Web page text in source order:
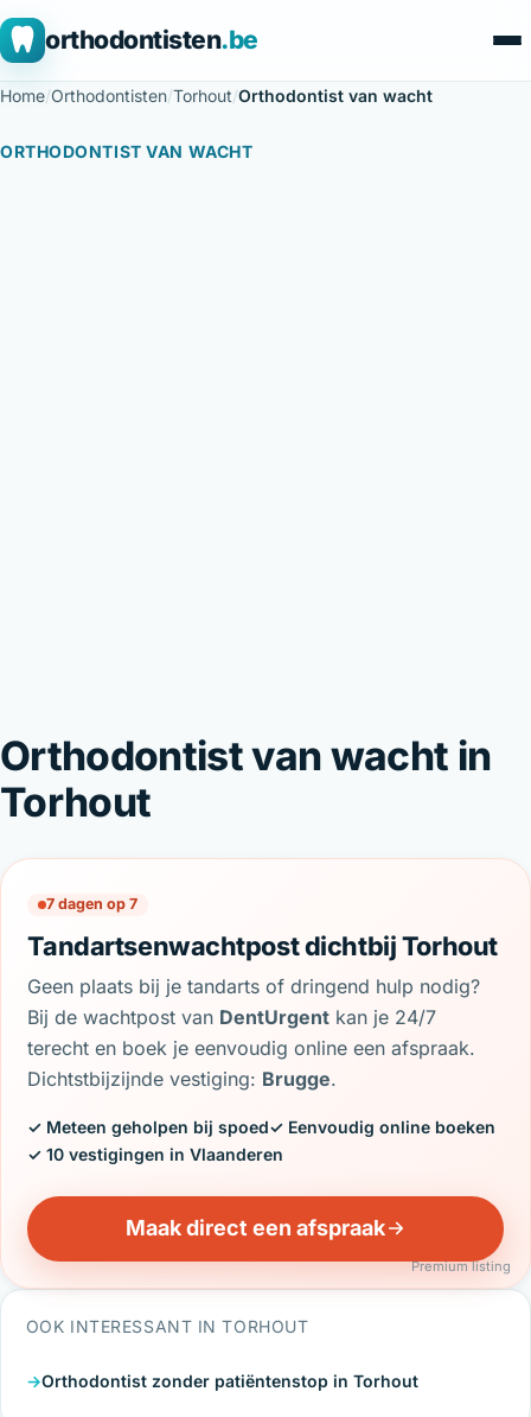
orthodontisten.be
Home/Orthodontisten/Torhout/Orthodontist van wacht
ORTHODONTIST VAN WACHT
Orthodontist van wacht in
Torhout
7 dagen op 7
Tandartsenwachtpost dichtbij Torhout
Geen plaats bij je tandarts of dringend hulp nodig?
Bij de wachtpost van DentUrgent kan je 24/7
terecht en boek je eenvoudig online een afspraak.
Dichtstbijzijnde vestiging: Brugge.
✓ Meteen geholpen bij spoed✓ Eenvoudig online boeken
✓ 10 vestigingen in Vlaanderen
Maak direct een afspraak
Premium listing
OOK INTERESSANT IN TORHOUT
Orthodontist zonder patiëntenstop in Torhout